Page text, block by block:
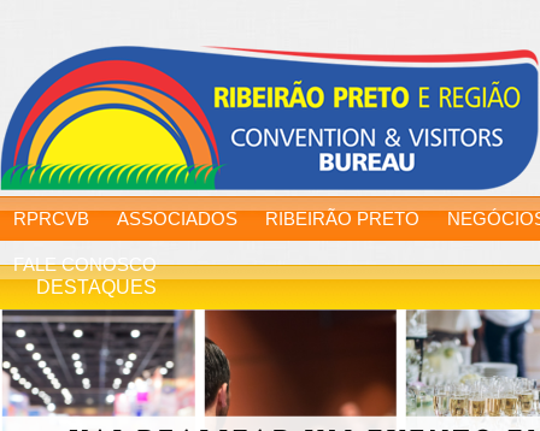
RPRCVB ASSOCIADOS RIBEIRÃO PRETO
FALE CONOSCO
DESTAQUES